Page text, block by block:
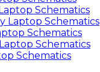
Schematics
Laptop Schematics
Schematics
Schematics
Schematics